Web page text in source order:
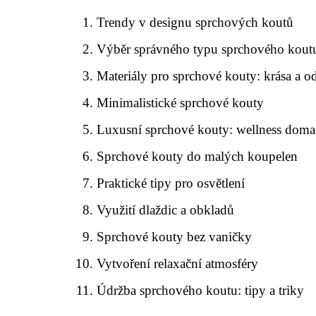
Trendy v designu sprchových koutů
Výběr správného typu sprchového
Materiály pro sprchové kouty: krása a
Minimalistické sprchové kouty
Luxusní sprchové kouty: wellness doma
Sprchové kouty do malých koupelen
Praktické tipy pro osvětlení
Využití dlaždic a obkladů
Sprchové kouty bez vaničky
Vytvoření relaxační atmosféry
Údržba sprchového koutu: tipy a triky